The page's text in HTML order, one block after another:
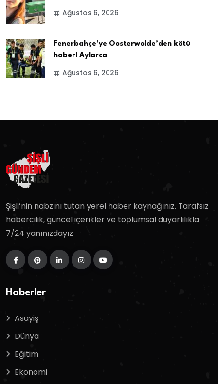
Ağustos 6, 2026
Fenerbahçe’ye Oosterwolde’den kötü
haber! Aylarca
Ağustos 6, 2026
Şişli’nin nabzını tutan yerel haber kaynağınız. Tarafsız
habercilik, güncel içerikler ve toplumsal duyarlılıkla
7/24 yanınızdayız
Haberler
Asayiş
Dünya
Eğitim
Ekonomi